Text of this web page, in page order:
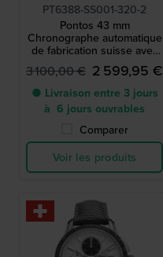
PT6388-SS001-320-2
Pontos 43 mm
Chronographe automatique
de fabrication suisse avec
date
3 100,00 € 2 599,95 €
● Livraison entre 3 jours
à 6 jours ouvrables
Comparer
Voir les produits